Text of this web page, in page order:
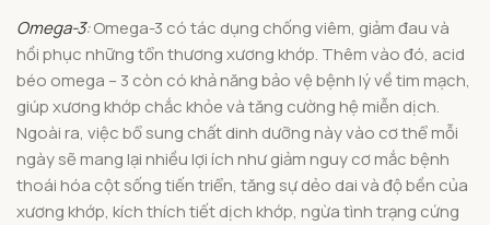
Omega-3:Omega-3 có tác dụng chống viêm, giảm đau và
hồi phục những tổn thương xương khớp. Thêm vào đó, acid
béo omega – 3 còn có khả năng bảo vệ bệnh lý về tim mạch,
giúp xương khớp chắc khỏe và tăng cường hệ miễn dịch.
Ngoài ra, việc bổ sung chất dinh dưỡng này vào cơ thể mỗi
ngày sẽ mang lại nhiều lợi ích như giảm nguy cơ mắc bệnh
thoái hóa cột sống tiến triển, tăng sự dẻo dai và độ bền của
xương khớp, kích thích tiết dịch khớp, ngừa tình trạng cứng